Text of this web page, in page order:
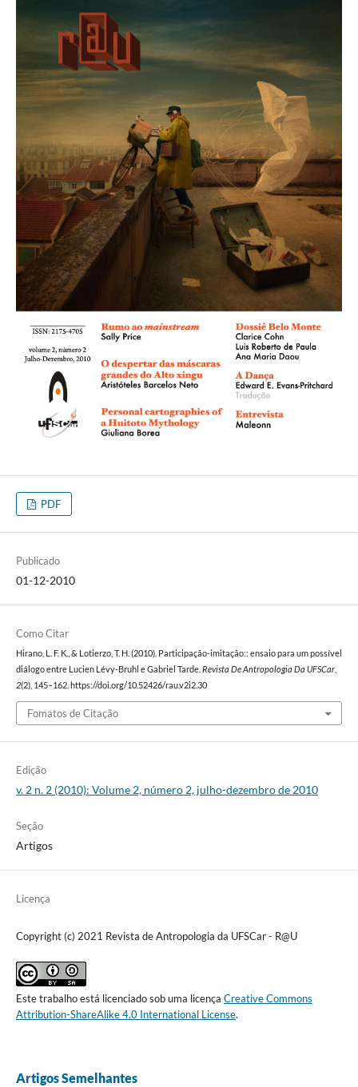
PDF
Publicado
01-12-2010
Como Citar
Hirano, L. F. K., & Lotierzo, T. H. (2010). Participação-imitação:: ensaio para um possível
diálogo entre Lucien Lévy-Bruhl e Gabriel Tarde. Revista De Antropologia Da UFSCar,
2(2), 145–162. https://doi.org/10.52426/rau.v2i2.30
Fomatos de Citação
Edição
v. 2 n. 2 (2010): Volume 2, número 2, julho-dezembro de 2010
Seção
Artigos
Licença
Copyright (c) 2021 Revista de Antropologia da UFSCar - R@U
Este trabalho está licenciado sob uma licença Creative Commons
Attribution-ShareAlike 4.0 International License.
Artigos Semelhantes